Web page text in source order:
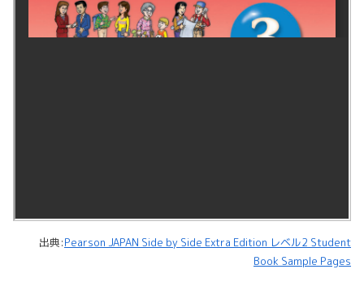
出典:Pearson JAPAN Side by Side Extra Edition レベル2 Student
Book Sample Pages